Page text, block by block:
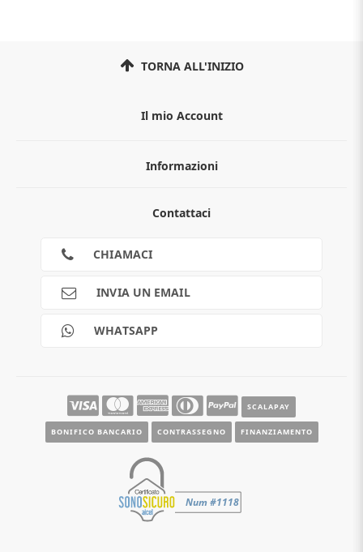
TORNA ALL'INIZIO
Il mio Account
Informazioni
Guida all'acquisto
Scalapay
Contattaci
CHIAMACI
INVIA UN EMAIL
WHATSAPP
SCALAPAY
BONIFICO BANCARIO CONTRASSEGNO FINANZIAMENTO